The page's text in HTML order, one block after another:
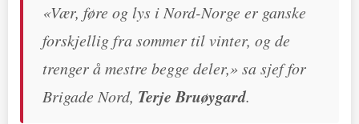
«Vær, føre og lys i Nord-Norge er ganske
forskjellig fra sommer til vinter, og de
trenger å mestre begge deler,» sa sjef for
Brigade Nord, Terje Bruøygard.